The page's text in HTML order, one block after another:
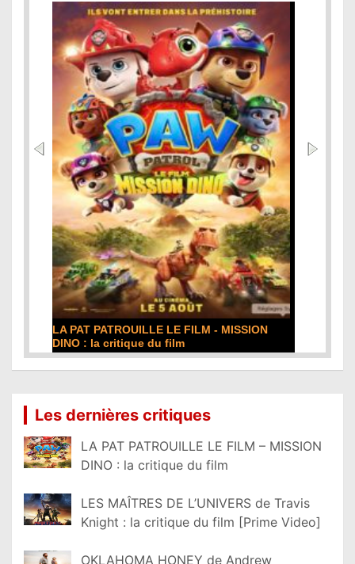
LA PAT PATROUILLE LE FILM - MISSION
DINO : la critique du film
Les dernières critiques
LA PAT PATROUILLE LE FILM – MISSION
DINO : la critique du film
LES MAÎTRES DE L’UNIVERS de Travis
Knight : la critique du film [Prime Video]
OKLAHOMA HONEY de Andrew